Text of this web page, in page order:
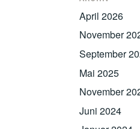
April 2026
November
September
Mai 2025
November
Juni 2024